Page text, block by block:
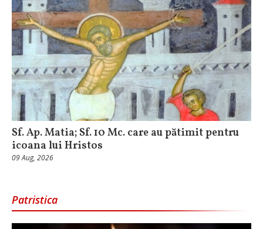
Sf. Ap. Matia; Sf. 10 Mc. care au pătimit pentru
icoana lui Hristos
09 Aug, 2026
Patristica